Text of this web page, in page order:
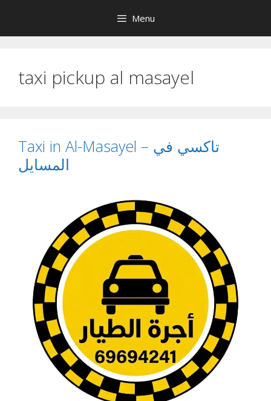
content
Menu
taxi pickup al masayel
Taxi in Al-Masayel – تاكسي في
المسايل